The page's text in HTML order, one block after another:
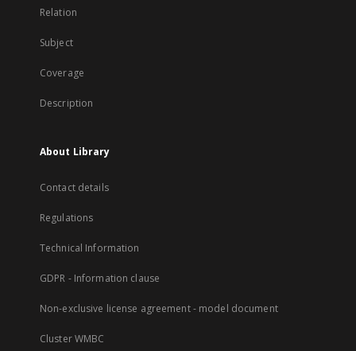
Relation
Subject
Coverage
Description
About Library
Contact details
Regulations
Technical Information
GDPR - Information clause
Non-exclusive license agreement - model document
Cluster WMBC